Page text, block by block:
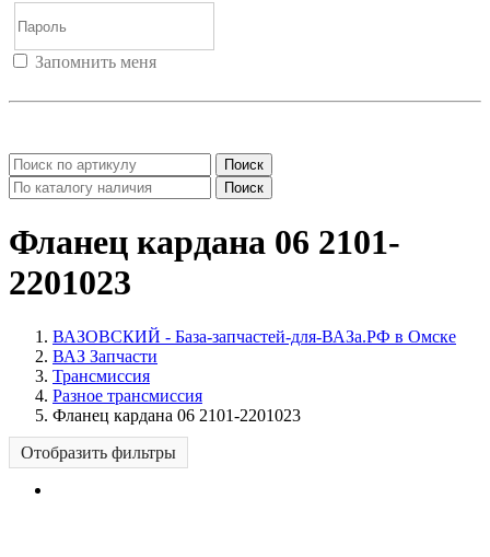
Запомнить меня
Поиск
Поиск
Фланец кардана 06 2101-
2201023
ВАЗОВСКИЙ - База-запчастей-для-ВАЗа.РФ в Омске
ВАЗ Запчасти
Трансмиссия
Разное трансмиссия
Фланец кардана 06 2101-2201023
Отобразить фильтры